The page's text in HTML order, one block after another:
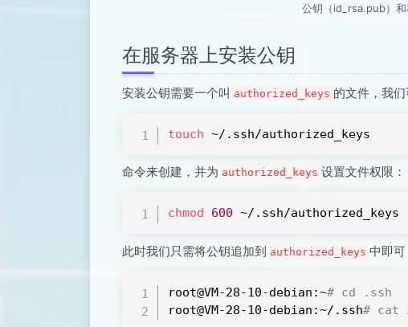
公钥（id_rsa.pub）和
在服务器上安装公钥
安装公钥需要一个叫 authorized_keys 的文件，我们
touch ~/.ssh/authorized_keys
命令来创建，并为 authorized_keys 设置文件权限：
chmod 600 ~/.ssh/authorized_keys
此时我们只需将公钥追加到 authorized_keys 中即可
root@VM-28-10-debian:~# cd .ssh
root@VM-28-10-debian:~/.ssh# cat